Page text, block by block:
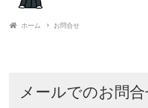
ホーム お問合せ
メールでのお問